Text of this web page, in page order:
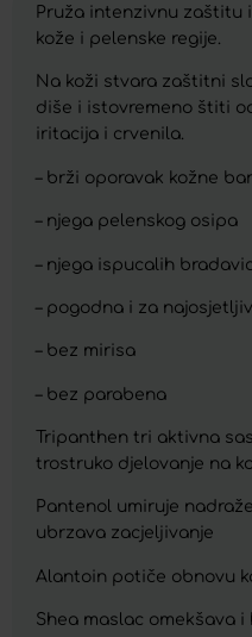
Pruža intenzivnu zaštitu
kože i pelenske regije.
Na koži stvara zaštitni
diše i istovremeno štiti
iritacija i crvenila.
– brži oporavak kožne
– njega pelenskog osipa
– njega ispucalih
– pogodna i za
– bez mirisa
– bez parabena
Tripanthen tri aktivna
trostruko djelovanje na
Pantenol umiruje
ubrzava zacjeljivanje
Alantoin potiče obnovu
Shea maslac omekšava